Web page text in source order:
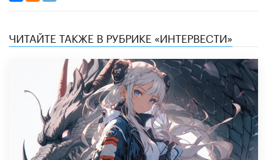
ЧИТАЙТЕ ТАКЖЕ В РУБРИКЕ «ИНТЕРВЕСТИ»